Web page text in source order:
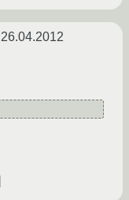
26.04.2012